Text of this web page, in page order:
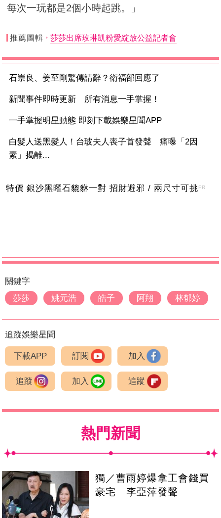
每次一玩都是2個小時起跳。」
推薦圖輯 莎莎出席玫琳凱粉愛綻放公益記者會
石崇良、姜至剛驚傳請辭？衛福部回應了
新聞事件即時更新 所有消息一手掌握！
一手掌握明星動態 即刻下載娛樂星聞APP
白髮人送黑髮人！台玻夫人喪子首發聲 痛曝「2因
素」揭離...
特價 銀沙黑曜石貔貅一對 招財避邪 / 兩尺寸可挑PR
關鍵字
莎莎
姚元浩 皓子 阿翔 林郁婷
追蹤娛樂星聞
下載APP 訂閱 加入
追蹤 加入 追蹤
熱門新聞
獨／曹雨婷爆拿工會錢買
豪宅 李亞萍發聲